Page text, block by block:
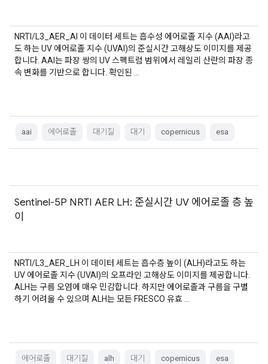
NRTI/L3_AER_AI 이 데이터 세트는 흡수성 에어로졸 지수 (AAI)라고
도 하는 UV 에어로졸 지수 (UVAI)의 준실시간 고해상도 이미지를 제공
합니다. AAI는 파장 쌍의 UV 스펙트럼 범위에서 레일리 산란의 파장 종
속 변화를 기반으로 합니다. 확인된 …
aai 에어로졸 대기질 대기 copernicus esa
Sentinel-5P NRTI AER LH: 준실시간 UV 에어로졸 층 높
이
NRTI/L3_AER_LH 이 데이터 세트는 흡수층 높이 (ALH)라고도 하는
UV 에어로졸 지수 (UVAI)의 오프라인 고해상도 이미지를 제공합니다.
ALH는 구름 오염에 매우 민감합니다. 하지만 에어로졸과 구름을 구별
하기 어려울 수 있으며 ALH는 모든 FRESCO 유효 …
에어로졸 대기질 alh 대기 copernicus esa